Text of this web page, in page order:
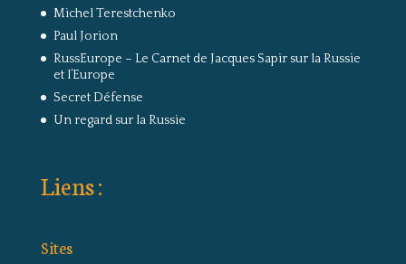
Michel Terestchenko
Paul Jorion
RussEurope – Le Carnet de Jacques Sapir sur la Russie
et l’Europe
Secret Défense
Un regard sur la Russie
Liens :
Sites